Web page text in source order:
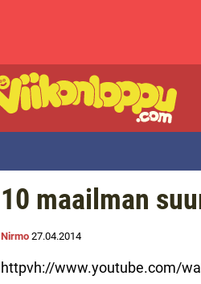
10 maailman
Nirmo 27.04.2014
httpvh://www.youtube.com/